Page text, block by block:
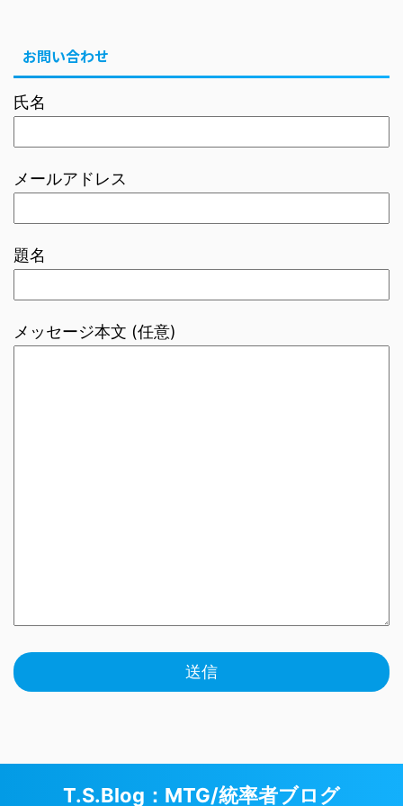
お問い合わせ
氏名
メールアドレス
題名
メッセージ本文 (任意)
T.S.Blog：MTG/統率者ブログ